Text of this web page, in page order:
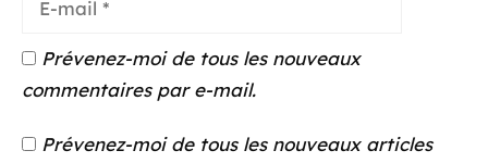
mail
Prévenez-moi de tous les nouveaux
commentaires par e-mail.
Prévenez-moi de tous les nouveaux articles